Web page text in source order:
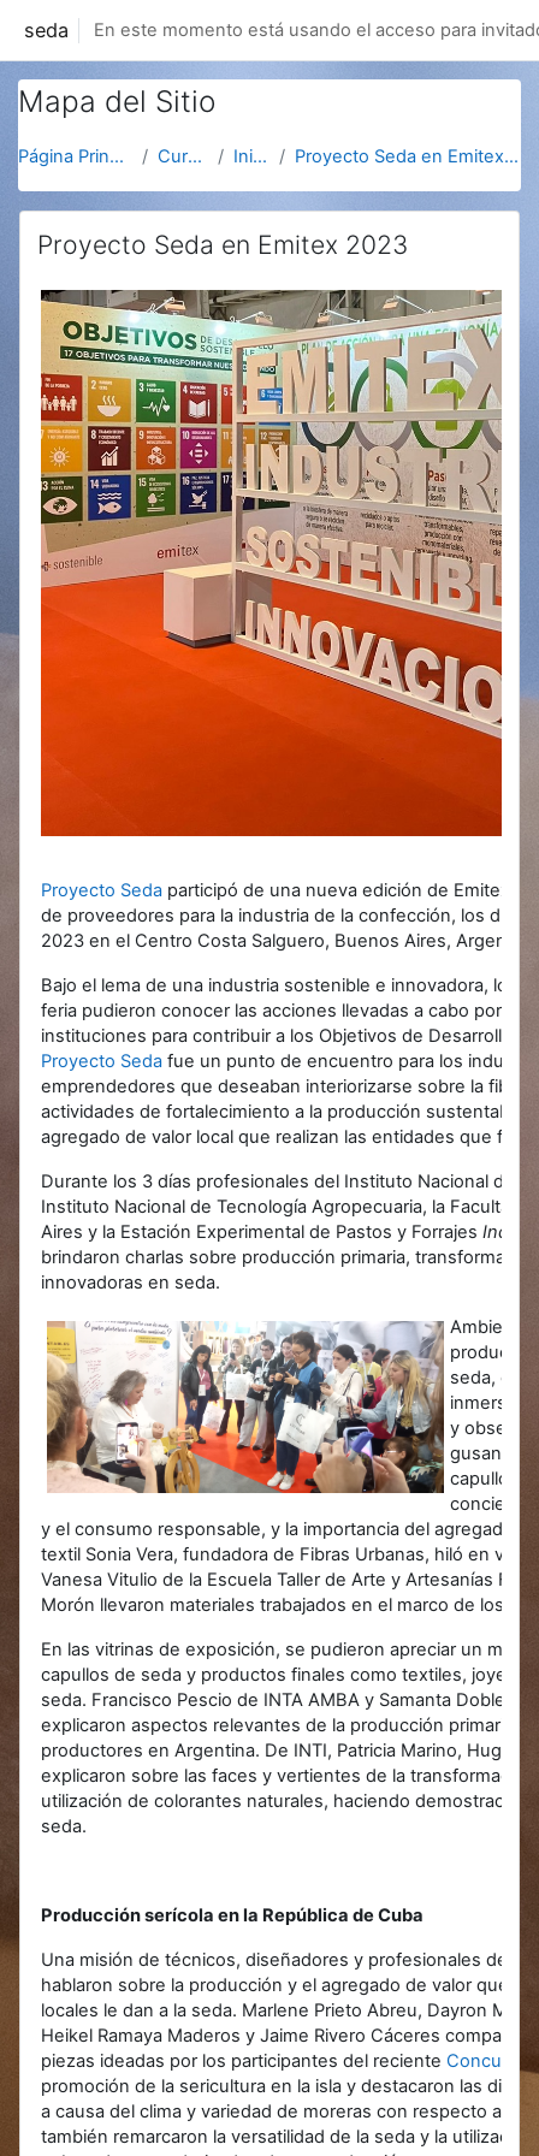
seda En este momento está usando el acceso para
Mapa del Sitio
Página Principal Cursos Inicio Proyecto Seda en Emitex 2023
Proyecto Seda en Emitex 2023
Proyecto Seda participó de una nueva edición de Emitex,
de proveedores para la industria de la confección, los días
2023 en el Centro Costa Salguero, Buenos Aires,
Bajo el lema de una industria sostenible e innovadora, los
feria pudieron conocer las acciones llevadas a cabo por
instituciones para contribuir a los Objetivos de Desarrollo
Proyecto Seda fue un punto de encuentro para los
emprendedores que deseaban interiorizarse sobre la fibra
actividades de fortalecimiento a la producción sustentable,
agregado de valor local que realizan las entidades que
Durante los 3 días profesionales del Instituto Nacional de
Instituto Nacional de Tecnología Agropecuaria, la Facultad
Aires y la Estación Experimental de Pastos y Forrajes Indio
brindaron charlas sobre producción primaria,
innovadoras en seda.
seda, el
inmersión
y observar
gusanos
capullos.
y el consumo responsable, y la importancia del agregado
textil Sonia Vera, fundadora de Fibras Urbanas, hiló en vivo
Vanesa Vitulio de la Escuela Taller de Arte y Artesanías
Morón llevaron materiales trabajados en el marco de los
En las vitrinas de exposición, se pudieron apreciar un
capullos de seda y productos finales como textiles, joyeria
seda. Francisco Pescio de INTA AMBA y Samanta Dobler
explicaron aspectos relevantes de la producción primaria y
productores en Argentina. De INTI, Patricia Marino, Hugo
explicaron sobre las faces y vertientes de la
utilización de colorantes naturales, haciendo
seda.
Producción serícola en la República de Cuba
Una misión de técnicos, diseñadores y profesionales de la
hablaron sobre la producción y el agregado de valor que
locales le dan a la seda. Marlene Prieto Abreu, Dayron
Heikel Ramaya Maderos y Jaime Rivero Cáceres
piezas ideadas por los participantes del reciente Concurso
promoción de la sericultura en la isla y destacaron las
a causa del clima y variedad de moreras con respecto a
también remarcaron la versatilidad de la seda y la